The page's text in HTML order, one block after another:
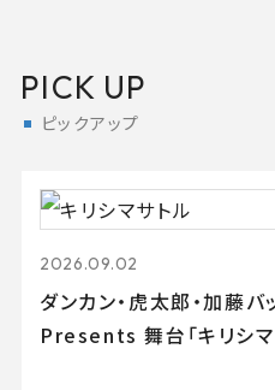
PICK UP
ピックアップ
2026.09.02
ダンカン・虎太郎・加藤バ
Presents 舞台「キリシマ